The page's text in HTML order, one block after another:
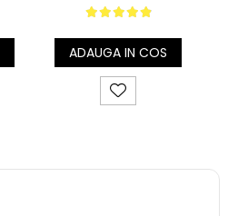
ADAUGA IN COS